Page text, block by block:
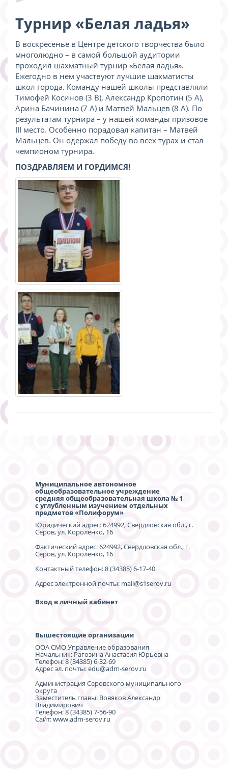
Турнир «Белая ладья»
В воскресенье в Центре детского творчества было
многолюдно – в самой большой аудитории
проходил шахматный турнир «Белая ладья».
Ежегодно в нем участвуют лучшие шахматисты
школ города. Команду нашей школы представляли
Тимофей Косинов (3 В), Александр Кропотин (5 А),
Арина Бачинина (7 А) и Матвей Мальцев (8 А). По
результатам турнира – у нашей команды призовое
III место. Особенно порадовал капитан – Матвей
Мальцев. Он одержал победу во всех турах и стал
чемпионом турнира.
ПОЗДРАВЛЯЕМ И ГОРДИМСЯ!
Муниципальное автономное
общеобразовательное учреждение
средняя общеобразовательная школа № 1
с углубленным изучением отдельных
предметов «Полифорум»
Юридический адрес: 624992, Свердловская обл., г.
Серов, ул. Короленко, 16
Фактический адрес: 624992, Свердловская обл., г.
Серов, ул. Короленко, 16
Контактный телефон: 8 (34385) 6-17-40
Адрес электронной почты: mail@s1serov.ru
Вход в личный кабинет
Вышестоящие организации
ООА СМО Управление образования
Начальник: Рагозина Анастасия Юрьевна
Телефон: 8 (34385) 6-32-69
Адрес эл. почты: edu@adm-serov.ru
Администрация Серовского муниципального
округа
Заместитель главы: Вовяков Александр
Владимирович
Телефон: 8 (34385) 7-56-90
Сайт:www.adm-serov.ru